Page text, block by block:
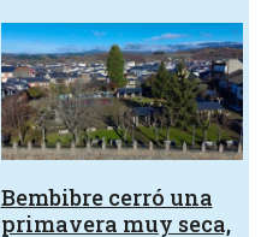
Bembibre cerró una
primavera muy seca,